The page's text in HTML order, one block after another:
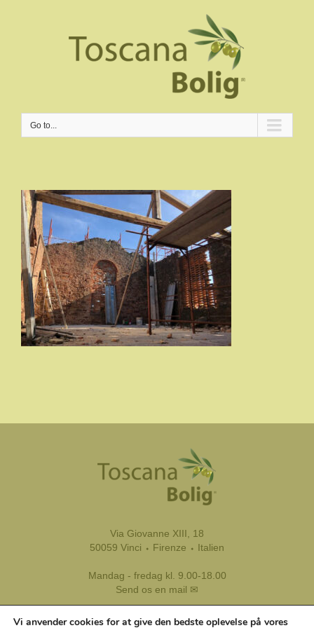
Go to...
Via Giovanne XIII, 18
50059 Vinci ⬩ Firenze ⬩ Italien
Mandag - fredag kl. 9.00-18.00
Send os en mail ✉
Tel.: +39 333 8799 116
Vi anvender cookies for at give den bedste oplevelse på vores